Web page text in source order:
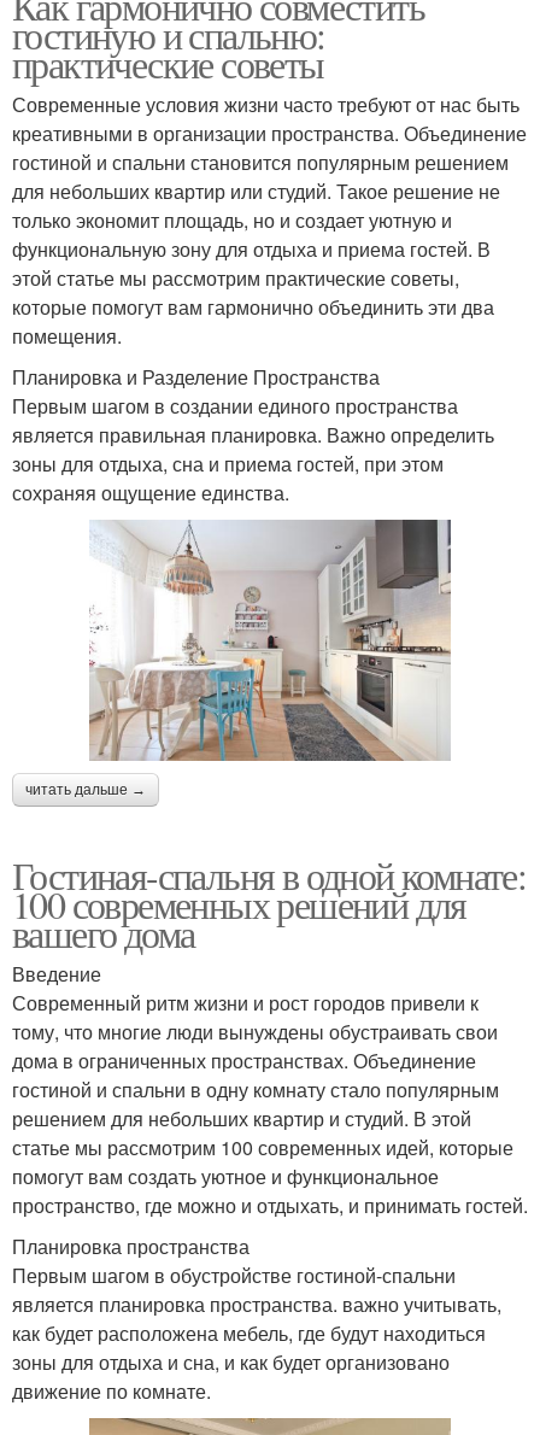
гостиную и спальню:
практические советы
Современные условия жизни часто требуют от нас быть
креативными в организации пространства. Объединение
гостиной и спальни становится популярным решением
для небольших квартир или студий. Такое решение не
только экономит площадь, но и создает уютную и
функциональную зону для отдыха и приема гостей. В
этой статье мы рассмотрим практические советы,
которые помогут вам гармонично объединить эти два
помещения.
Планировка и Разделение Пространства
Первым шагом в создании единого пространства
является правильная планировка. Важно определить
зоны для отдыха, сна и приема гостей, при этом
сохраняя ощущение единства.
читать дальше →
Гостиная-спальня в одной комнате:
100 современных решений для
вашего дома
Введение
Современный ритм жизни и рост городов привели к
тому, что многие люди вынуждены обустраивать свои
дома в ограниченных пространствах. Объединение
гостиной и спальни в одну комнату стало популярным
решением для небольших квартир и студий. В этой
статье мы рассмотрим 100 современных идей, которые
помогут вам создать уютное и функциональное
пространство, где можно и отдыхать, и принимать гостей.
Планировка пространства
Первым шагом в обустройстве гостиной-спальни
является планировка пространства. важно учитывать,
как будет расположена мебель, где будут находиться
зоны для отдыха и сна, и как будет организовано
движение по комнате.